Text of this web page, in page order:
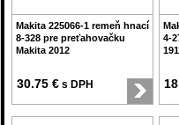
Makita 225066-1 remeň hnací
8-328 pre preťahovačku
Makita 2012
30.75 € s DPH
4-